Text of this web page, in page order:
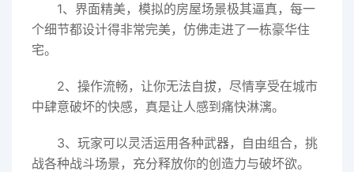
1、界面精美，模拟的房屋场景极其逼真，每一
个细节都设计得非常完美，仿佛走进了一栋豪华住
宅。
2、操作流畅，让你无法自拔，尽情享受在城市
中肆意破坏的快感，真是让人感到痛快淋漓。
3、玩家可以灵活运用各种武器，自由组合，挑
战各种战斗场景，充分释放你的创造力与破坏欲。